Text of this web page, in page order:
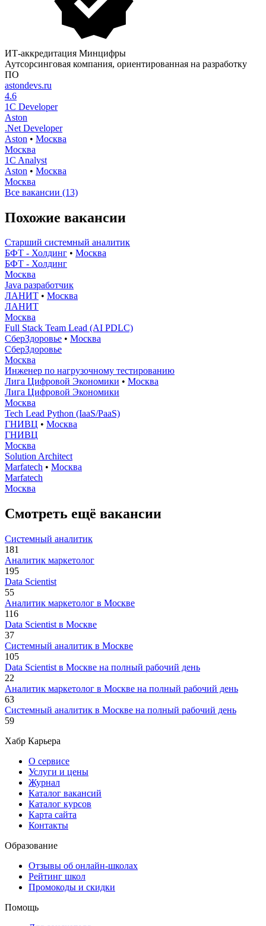
ИТ-аккредитация Минцифры
Аутсорсинговая компания, ориентированная на разработку
ПО
astondevs.ru
4.6
1C Developer
Aston
.Net Developer
Aston • Москва
Москва
1C Analyst
Aston • Москва
Москва
Все вакансии (13)
Похожие вакансии
Старший системный аналитик
БФТ - Холдинг • Москва
БФТ - Холдинг
Москва
Java разработчик
ЛАНИТ • Москва
ЛАНИТ
Москва
Full Stack Team Lead (AI PDLC)
СберЗдоровье • Москва
СберЗдоровье
Москва
Инженер по нагрузочному тестированию
Лига Цифровой Экономики • Москва
Лига Цифровой Экономики
Москва
Tech Lead Python (IaaS/PaaS)
ГНИВЦ • Москва
ГНИВЦ
Москва
Solution Architect
Marfatech • Москва
Marfatech
Москва
Смотреть ещё вакансии
Системный аналитик
181
Аналитик маркетолог
195
Data Scientist
55
Аналитик маркетолог в Москве
116
Data Scientist в Москве
37
Системный аналитик в Москве
105
Data Scientist в Москве на полный рабочий день
22
Аналитик маркетолог в Москве на полный рабочий день
63
Системный аналитик в Москве на полный рабочий день
59
Хабр Карьера
О сервисе
Услуги и цены
Журнал
Каталог вакансий
Каталог курсов
Карта сайта
Контакты
Образование
Отзывы об онлайн-школах
Рейтинг школ
Промокоды и скидки
Помощь